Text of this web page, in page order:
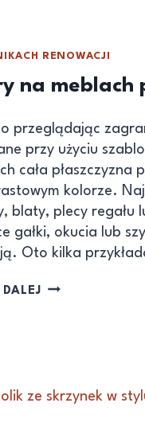
RENOWACJI
na meblach
przeglądając
przy użyciu
cała płaszczyzna
kolorze.
blaty, plecy regału
gałki, okucia lub
Oto kilka